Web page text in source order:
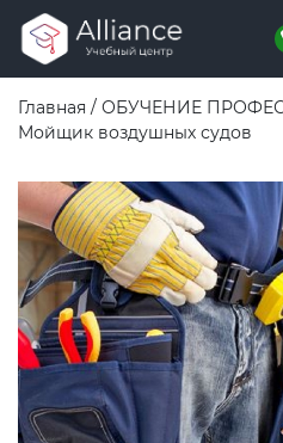
Главная / ОБУЧЕНИЕ
Мойщик воздушных судов